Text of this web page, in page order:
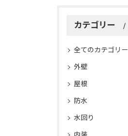
カテゴリー
全てのカテゴリー
外壁
屋根
防水
水回り